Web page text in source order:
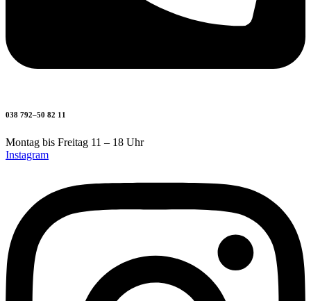
038 792–50 82 11
Montag bis Freitag 11 – 18 Uhr
Instagram